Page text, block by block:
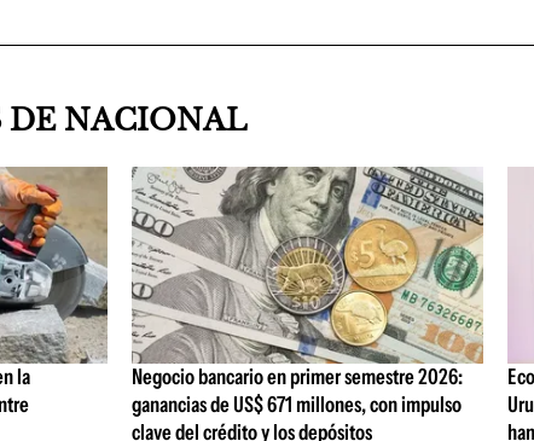
DE NACIONAL
la
Negocio bancario en primer semestre 2026:
ganancias de US$ 671 millones, con impulso
clave del crédito y los depósitos